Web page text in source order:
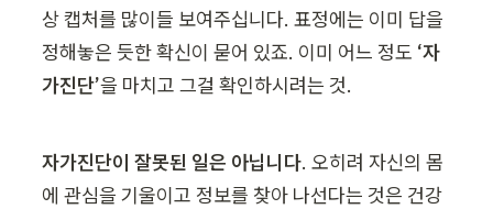
상 캡처를 많이들 보여주십니다. 표정에는 이미 답을
정해놓은 듯한 확신이 묻어 있죠. 이미 어느 정도 ‘자
가진단’을 마치고 그걸 확인하시려는 것.
자가진단이 잘못된 일은 아닙니다. 오히려 자신의 몸
에 관심을 기울이고 정보를 찾아 나선다는 것은 건강